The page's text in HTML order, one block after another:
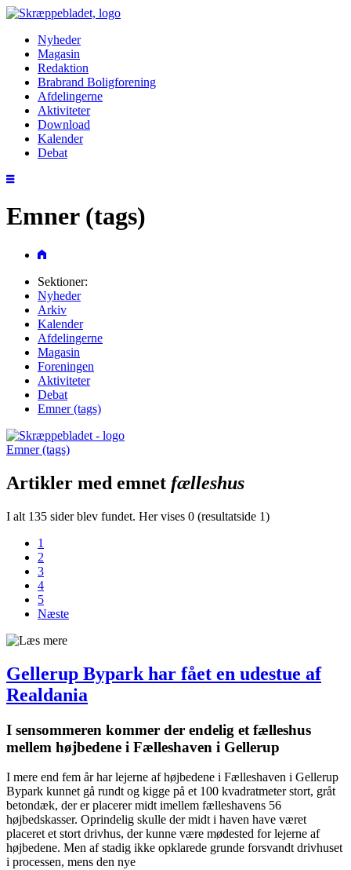
Nyheder
Magasin
Redaktion
Brabrand Boligforening
Afdelingerne
Aktiviteter
Download
Kalender
Debat
Emner (tags)
Sektioner:
Nyheder
Arkiv
Kalender
Afdelingerne
Magasin
Foreningen
Aktiviteter
Debat
Emner (tags)
Emner (tags)
Artikler med emnet fælleshus
I alt 135 sider blev fundet. Her vises 0 (resultatside 1)
1
2
3
4
5
Næste
Gellerup Bypark har fået en udestue af
Realdania
I sensommeren kommer der endelig et fælleshus
mellem højbedene i Fælleshaven i Gellerup
I mere end fem år har lejerne af høj­bedene i Fælleshaven i Gellerup
Bypark kunnet gå rundt og kigge på et 100 kvadratmeter stort, gråt
betondæk, der er placerer midt imellem fælleshavens 56
højbedskasser. Oprindelig skulle der midt i haven have været
placeret et stort drivhus, der kunne være mødested for lejerne af
højbedene. Men af stadig ikke opklarede grunde forsvandt drivhuset
i processen, mens den nye